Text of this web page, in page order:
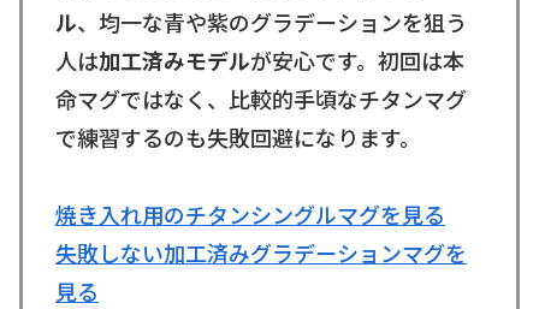
ル、均一な青や紫のグラデーションを狙う
人は加工済みモデルが安心です。初回は本
命マグではなく、比較的手頃なチタンマグ
で練習するのも失敗回避になります。
焼き入れ用のチタンシングルマグを見る
失敗しない加工済みグラデーションマグを
見る